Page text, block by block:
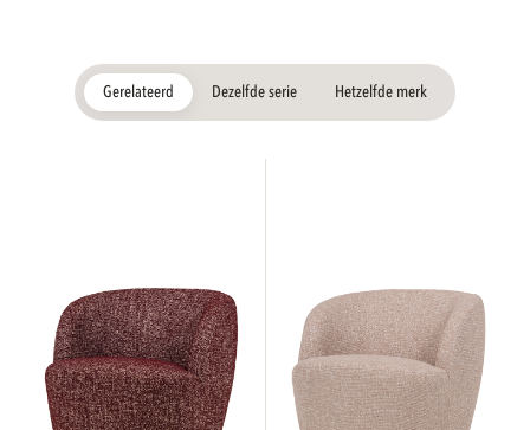
Gerelateerd Dezelfde serie Hetzelfde merk